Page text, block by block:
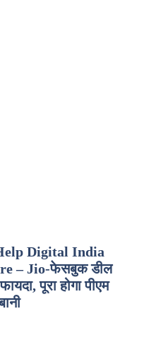
Digital India
– Jio-फेसबुक डील
पूरा होगा पीएम